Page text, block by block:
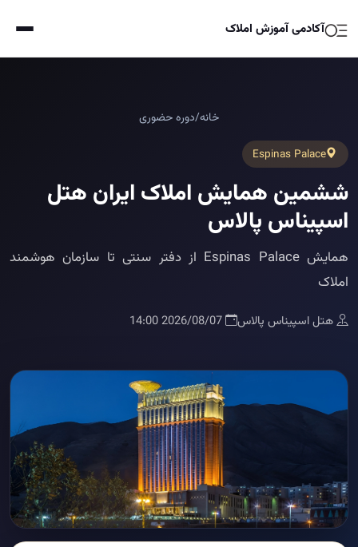
آکادمی آموزش املاک
خانه/دوره حضوری
Espinas Palace
ششمین همایش املاک ایران هتل
اسپیناس پالاس
همایش Espinas Palace از دفتر سنتی تا سازمان هوشمند
املاک
هتل اسپیناس پالاس